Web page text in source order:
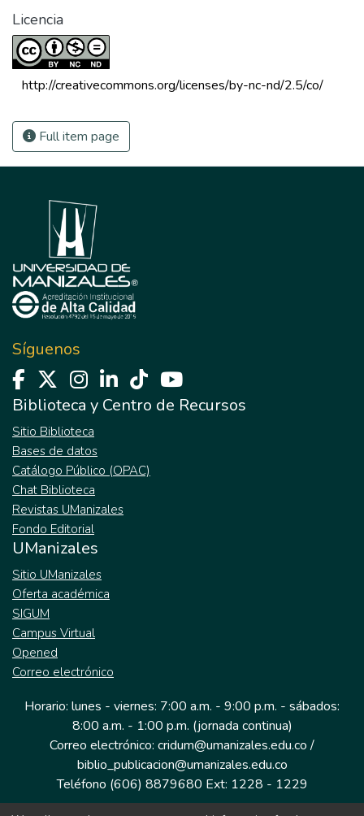
Licencia
http://creativecommons.org/licenses/by-nc-nd/2.5/co/
Full item page
Síguenos
Biblioteca y Centro de Recursos
Sitio Biblioteca
Bases de datos
Catálogo Público (OPAC)
Chat Biblioteca
Revistas UManizales
Fondo Editorial
UManizales
Sitio UManizales
Oferta académica
SIGUM
Campus Virtual
Opened
Correo electrónico
Horario: lunes - viernes: 7:00 a.m. - 9:00 p.m. - sábados:
8:00 a.m. - 1:00 p.m. (jornada continua)
Correo electrónico: cridum@umanizales.edu.co /
biblio_publicacion@umanizales.edu.co
Teléfono (606) 8879680 Ext: 1228 - 1229